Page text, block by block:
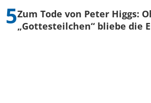
Zum Tode von Peter Higgs:
„Gottesteilchen“ bliebe die